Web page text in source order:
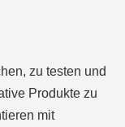
zu testen und
Produkte zu
mit